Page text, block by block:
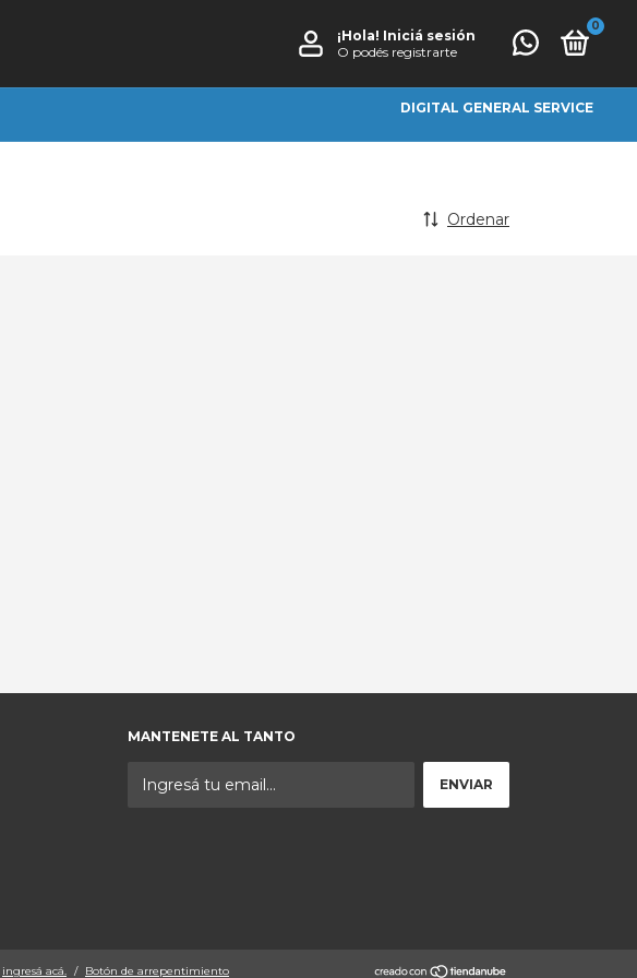
¡Hola! Iniciá sesión
O podés registrarte
0
DIGITAL GENERAL SERVICE
Ordenar
MANTENETE AL TANTO
ingresá acá. / Botón de arrepentimiento